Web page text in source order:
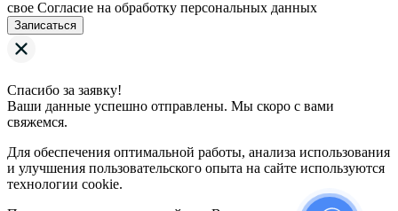
свое Согласие на обработку персональных данных
Записаться
Спасибо за заявку!
Ваши данные успешно отправлены. Мы скоро с вами
свяжемся.
Для обеспечения оптимальной работы, анализа использования
и улучшения пользовательского опыта на сайте используются
технологии cookie.